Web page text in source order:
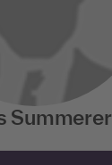
Summerer